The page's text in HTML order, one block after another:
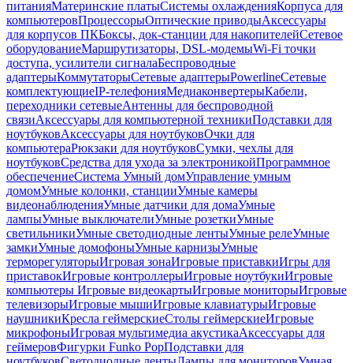
питанияМатеринские платыСистемы охлажденияКорпуса для
компьютеровПроцессорыОптические приводыАксессуары
для корпусов ПКБоксы, док-станции для накопителейСетевое
оборудованиеМаршрутизаторы, DSL-модемыWi-Fi точки
доступа, усилители сигналаБеспроводные
адаптерыКоммутаторыСетевые адаптерыPowerlineСетевые
комплектующиеIP-телефонияМедиаконвертерыКабели,
переходники сетевыеАнтенны для беспроводной
связиАксессуары для компьютерной техникиПодставки для
ноутбуковАксессуары для ноутбуковОчки для
компьютераРюкзаки для ноутбуковСумки, чехлы для
ноутбуковСредства для ухода за электроникойПрограммное
обеспечениеСистема Умный домУправление умным
домомУмные колонки, станцииУмные камеры
видеонаблюденияУмные датчики для домаУмные
лампыУмные выключателиУмные розеткиУмные
светильникиУмные светодиодные лентыУмные релеУмные
замкиУмные домофоныУмные карнизыУмные
терморегуляторыИгровая зонаИгровые приставкиИгры для
приставокИгровые контроллерыИгровые ноутбукиИгровые
компьютеры Игровые видеокартыИгровые мониторыИгровые
телевизорыИгровые мышиИгровые клавиатурыИгровые
наушникиКресла геймерскиеСтолы геймерскиеИгровые
микрофоныИгровая мультимедиа акустикаАксессуары для
геймеровФигурки Funko PopПодставки для